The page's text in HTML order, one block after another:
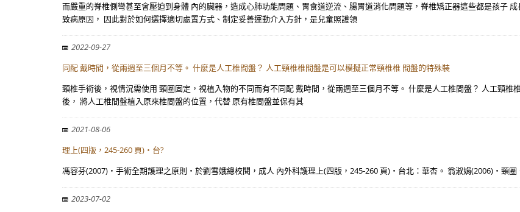
而嚴重的脊椎側彎甚至會壓迫到身體 內的臟器，造成心肺功能問題、胃食道逆流、腸胃道消化問題等，脊椎矯正器這些都是孩子
致病原因， 因此對於如何選擇適切處置方式、制定妥善運動介入方針，是兒童照護領
2022-09-27
同配 戴時間，從兩週至三個月不等。 什麼是人工椎間盤？ 人工頸椎椎間盤是可以模擬正常頸椎椎 間盤的特殊裝
頸椎手術後，視情況需使用 頸圈固定，視植入物的不同而有不同配 戴時間，從兩週至三個月不等。 什麼是人工椎間盤？ 人工頸
後， 將人工椎間盤植入原來椎間盤的位置，代替 原有椎間盤並保有其
2021-08-06
理上(四版，245-260 頁)‧台?
馮容芬(2007)‧手術全期護理之原則‧於劉雪娥總校閱，成人 內外科護理上(四版，245-260 頁)‧台北：華杏。 翁淑娟(2006)‧頸
2023-07-02